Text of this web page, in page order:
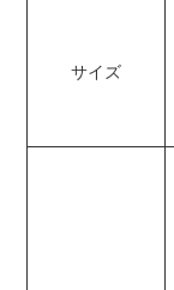
サイズ